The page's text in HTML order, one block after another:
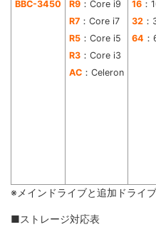
BBC-3450
R9 ：Core i9 16 ：
R7 ：Core i7 32
R5 ：Core i5 64
R3 ：Core i3
AC ：Celeron
※メインドライブと追加ドライ
■ストレージ対応表